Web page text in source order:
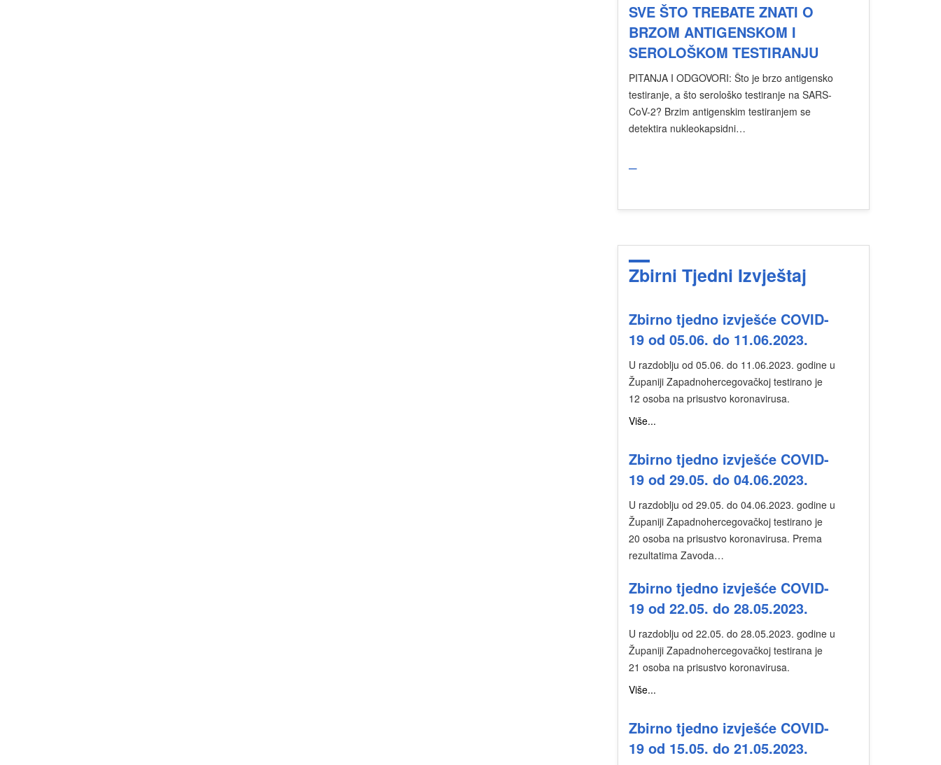
SVE ŠTO TREBATE ZNATI O
BRZOM ANTIGENSKOM I
SEROLOŠKOM TESTIRANJU
PITANJA I ODGOVORI: Što je brzo antigensko
testiranje, a što serološko testiranje na SARS-
CoV-2? Brzim antigenskim testiranjem se
detektira nukleokapsidni…
Zbirni Tjedni Izvještaj
Zbirno tjedno izvješće COVID-
19 od 05.06. do 11.06.2023.
U razdoblju od 05.06. do 11.06.2023. godine u
Županiji Zapadnohercegovačkoj testirano je
12 osoba na prisustvo koronavirusa.
Više...
Zbirno tjedno izvješće COVID-
19 od 29.05. do 04.06.2023.
U razdoblju od 29.05. do 04.06.2023. godine u
Županiji Zapadnohercegovačkoj testirano je
20 osoba na prisustvo koronavirusa. Prema
rezultatima Zavoda…
Zbirno tjedno izvješće COVID-
19 od 22.05. do 28.05.2023.
U razdoblju od 22.05. do 28.05.2023. godine u
Županiji Zapadnohercegovačkoj testirana je
21 osoba na prisustvo koronavirusa.
Više...
Zbirno tjedno izvješće COVID-
19 od 15.05. do 21.05.2023.